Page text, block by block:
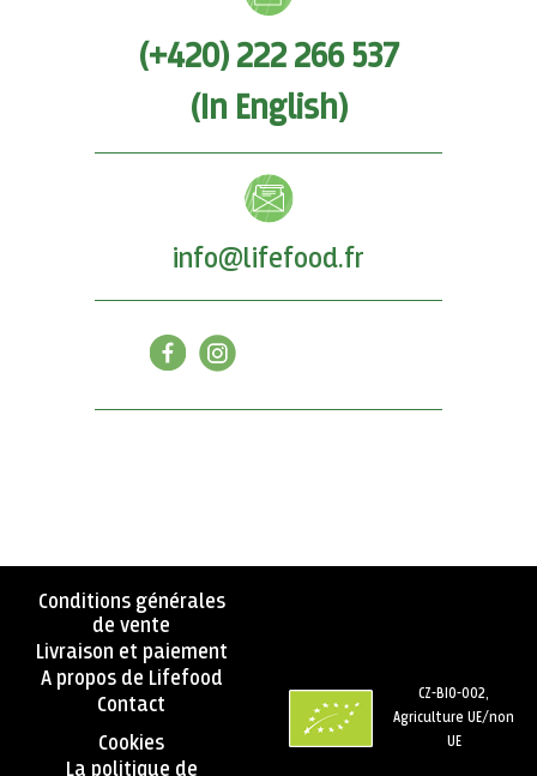
(+420) 222 266 537
(In English)
info@lifefood.fr
Conditions générales
de vente
Livraison et paiement
A propos de Lifefood
Contact
Cookies
La politique de
CZ-BIO-002,
Agriculture UE/non
UE